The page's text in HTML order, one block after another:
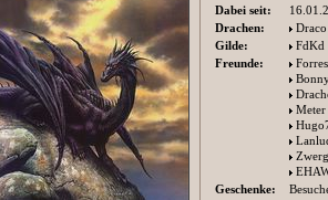
Dabei seit:
Drachen:
Draco
Gilde:
FdKd
Freunde:
Meter
Geschenke: